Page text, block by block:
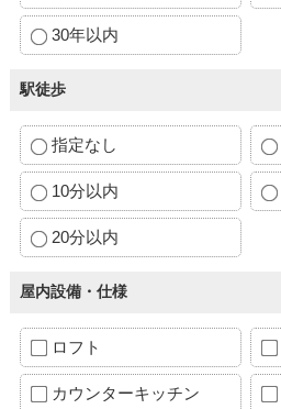
30年以内
駅徒歩
指定なし
10分以内
20分以内
屋内設備・仕様
ロフト
カウンターキッチン